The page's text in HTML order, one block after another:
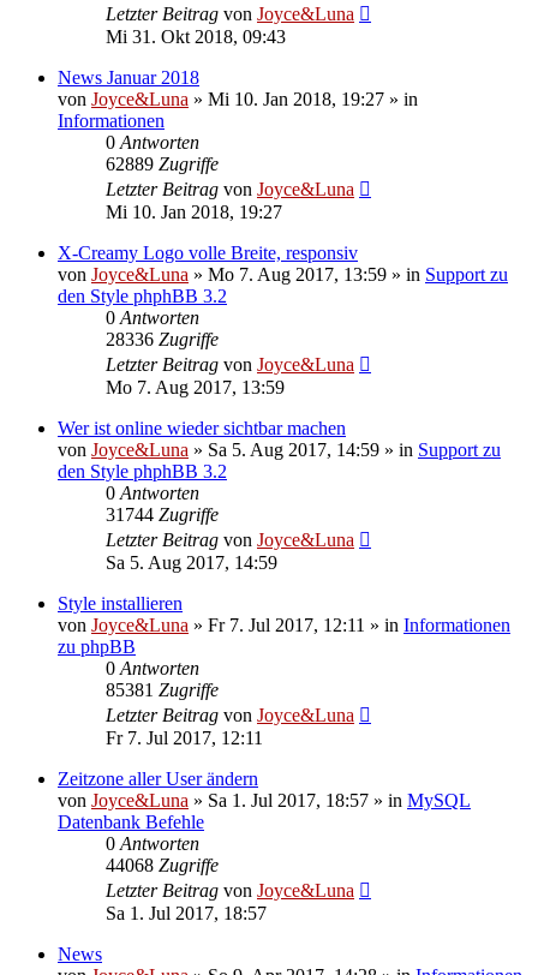
Letzter Beitrag von Joyce&Luna
Mi 31. Okt 2018, 09:43
News Januar 2018
von Joyce&Luna » Mi 10. Jan 2018, 19:27 » in
Informationen
0 Antworten
62889 Zugriffe
Letzter Beitrag von Joyce&Luna
Mi 10. Jan 2018, 19:27
X-Creamy Logo volle Breite, responsiv
von Joyce&Luna » Mo 7. Aug 2017, 13:59 » in Support zu
den Style phphBB 3.2
0 Antworten
28336 Zugriffe
Letzter Beitrag von Joyce&Luna
Mo 7. Aug 2017, 13:59
Wer ist online wieder sichtbar machen
von Joyce&Luna » Sa 5. Aug 2017, 14:59 » in Support zu
den Style phphBB 3.2
0 Antworten
31744 Zugriffe
Letzter Beitrag von Joyce&Luna
Sa 5. Aug 2017, 14:59
Style installieren
von Joyce&Luna » Fr 7. Jul 2017, 12:11 » in Informationen
zu phpBB
0 Antworten
85381 Zugriffe
Letzter Beitrag von Joyce&Luna
Fr 7. Jul 2017, 12:11
Zeitzone aller User ändern
von Joyce&Luna » Sa 1. Jul 2017, 18:57 » in MySQL
Datenbank Befehle
0 Antworten
44068 Zugriffe
Letzter Beitrag von Joyce&Luna
Sa 1. Jul 2017, 18:57
News